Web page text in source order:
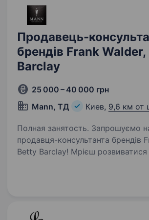
Продавець-
брендів Frank
Barclay
25 000 – 40 000 грн
Mann, ТД
Киев, 9,6 км от
Полная занятость. Запрошуємо на роботу
продавця-консультанта брендів
Betty Barclay! Мрієш